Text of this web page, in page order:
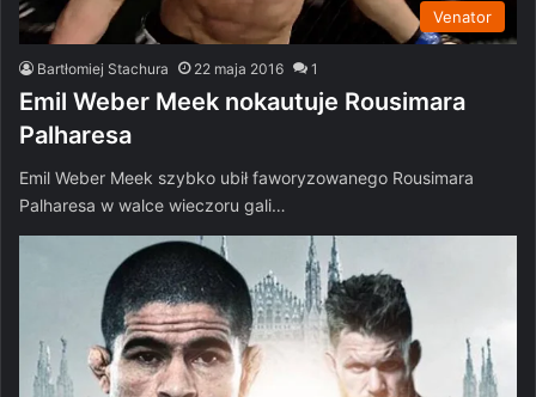
Venator
Bartłomiej Stachura 22 maja 2016 1
Emil Weber Meek nokautuje Rousimara
Palharesa
Emil Weber Meek szybko ubił faworyzowanego Rousimara
Palharesa w walce wieczoru gali…